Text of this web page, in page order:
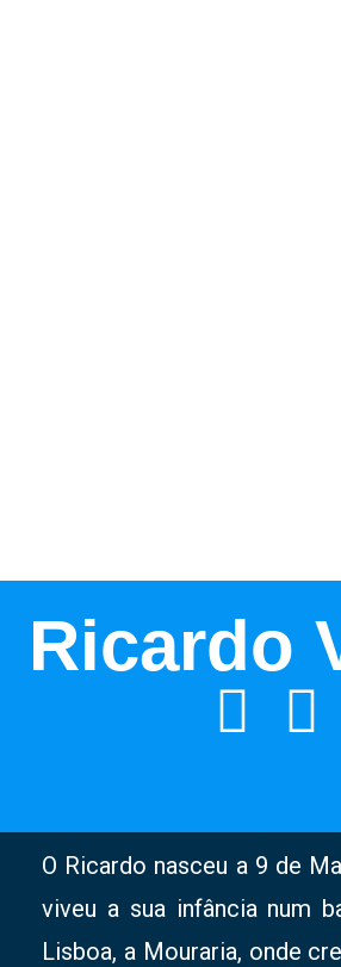
Ricardo
O Ricardo nasceu a 9 de
viveu a sua infância num
Lisboa, a Mouraria, onde